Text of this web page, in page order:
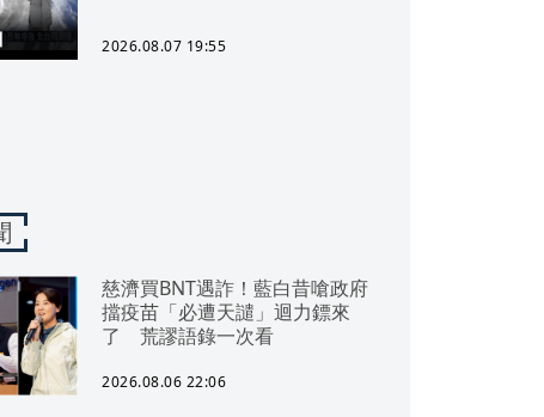
2026.08.07 19:55
慈濟買BNT遇詐！藍白昔嗆政府
擋疫苗「必遭天譴」迴力鏢來
了 荒謬語錄一次看
2026.08.06 22:06